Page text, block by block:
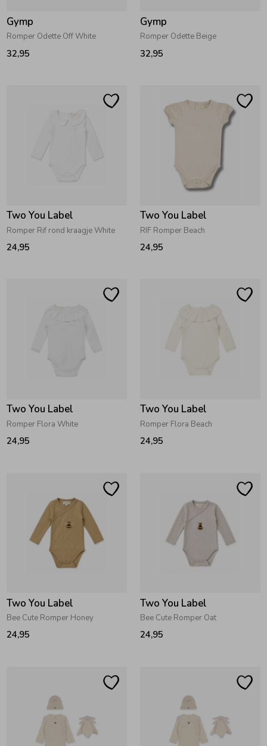
Beenmode
Gymp
Romper Odette Off White
32,95
Gymp
Romper Odette Beige
32,95
Two You Label
Romper Rif rond kraagje White
24,95
Two You Label
RIF Romper Beach
24,95
Two You Label
Romper Flora White
24,95
Two You Label
Romper Flora Beach
24,95
Two You Label
Bee Cute Romper Honey
24,95
Two You Label
Bee Cute Romper Oat
24,95